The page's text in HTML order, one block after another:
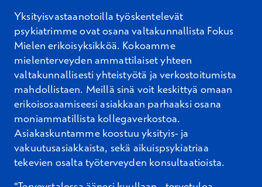
Yksityisvastaanotoilla työskentelevät
psykiatrimme ovat osana valtakunnallista Fokus
Mielen erikoisyksikköä. Kokoamme
mielenterveyden ammattilaiset yhteen
valtakunnallisesti yhteistyötä ja verkostoitumista
mahdollistaen. Meillä sinä voit keskittyä omaan
erikoisosaamiseesi asiakkaan parhaaksi osana
moniammatillista kollegaverkostoa.
Asiakaskuntamme koostuu yksityis- ja
vakuutusasiakkaista, sekä aikuispsykiatriaa
tekevien osalta työterveyden konsultaatioista.